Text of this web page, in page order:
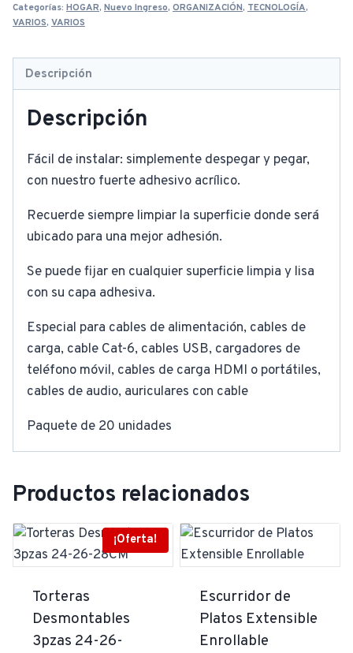
Categorías: HOGAR, Nuevo Ingreso, ORGANIZACIÓN, TECNOLOGÍA,
VARIOS, VARIOS
Descripción
Descripción
Fácil de instalar: simplemente despegar y pegar,
con nuestro fuerte adhesivo acrílico.
Recuerde siempre limpiar la superficie donde será
ubicado para una mejor adhesión.
Se puede fijar en cualquier superficie limpia y lisa
con su capa adhesiva.
Especial para cables de alimentación, cables de
carga, cable Cat-6, cables USB, cargadores de
teléfono móvil, cables de carga HDMI o portátiles,
cables de audio, auriculares con cable
Paquete de 20 unidades
Productos relacionados
¡Oferta!
Torteras
Desmontables
3pzas 24-26-
Escurridor de
Platos Extensible
Enrollable